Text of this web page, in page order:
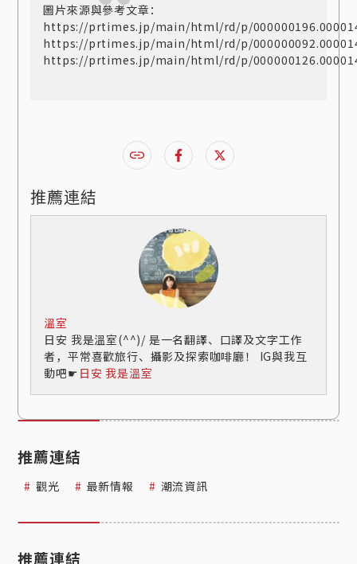
圖片來源與參考文章：
https://prtimes.jp/main/html/rd/p/
https://prtimes.jp/main/html/rd/p/
https://prtimes.jp/main/html/rd/p/
推薦連結
溫室
日安 我是溫室(^^)/ 是一名翻譯、口譯及文字工作
者，平常喜歡旅行、攝影及探索咖啡廳！ IG與我互
動吧☛ 日安 我是溫室
推薦連結
觀光 最新情報 潮流資訊
推薦連結